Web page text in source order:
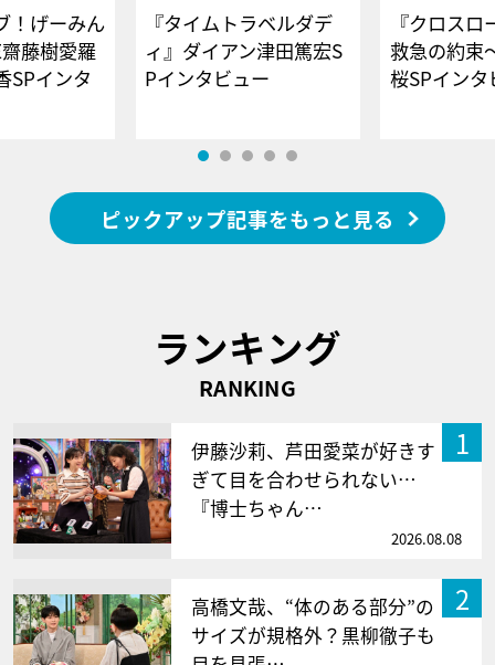
！げーみん
藤樹愛羅
SPインタ
『タイムトラベルダデ
ィ』ダイアン津田篤宏S
Pインタビュー
『クロス
救急の約束
桜SPイ
ピックアップ記事をもっと見る
ランキング
RANKING
1
伊藤沙莉、芦田愛菜が好きす
ぎて目を合わせられない…
『博士ちゃん…
2026.08.08
2
高橋文哉、“体のある部分”の
サイズが規格外？黒柳徹子も